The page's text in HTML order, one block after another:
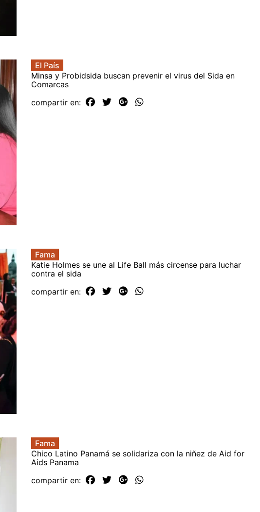
El País
Minsa y Probidsida buscan prevenir el virus del Sida en
Comarcas
compartir en:
Fama
Katie Holmes se une al Life Ball más circense para luchar
contra el sida
compartir en:
Fama
Chico Latino Panamá se solidariza con la niñez de Aid for
Aids Panama
compartir en: